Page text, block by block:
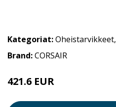
Kategoriat:Oheistarvikkeet,
Brand:CORSAIR
421.6 EUR